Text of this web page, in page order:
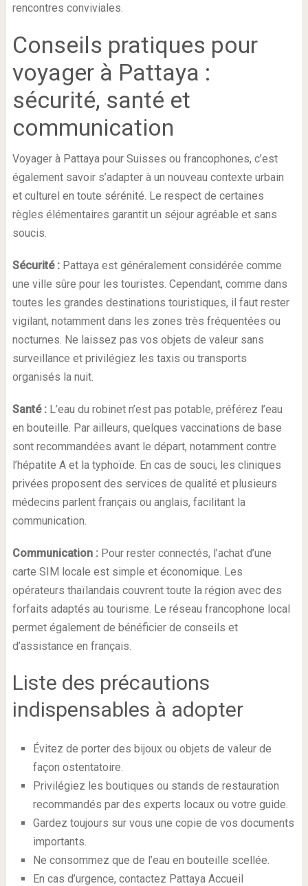
rencontres conviviales.
Conseils pratiques pour
voyager à Pattaya :
sécurité, santé et
communication
Voyager à Pattaya pour Suisses ou francophones, c’est
également savoir s’adapter à un nouveau contexte urbain
et culturel en toute sérénité. Le respect de certaines
règles élémentaires garantit un séjour agréable et sans
soucis.
Sécurité :Pattaya est généralement considérée comme
une ville sûre pour les touristes. Cependant, comme dans
toutes les grandes destinations touristiques, il faut rester
vigilant, notamment dans les zones très fréquentées ou
nocturnes. Ne laissez pas vos objets de valeur sans
surveillance et privilégiez les taxis ou transports
organisés la nuit.
Santé :L’eau du robinet n’est pas potable, préférez l’eau
en bouteille. Par ailleurs, quelques vaccinations de base
sont recommandées avant le départ, notamment contre
l’hépatite A et la typhoïde. En cas de souci, les cliniques
privées proposent des services de qualité et plusieurs
médecins parlent français ou anglais, facilitant la
communication.
Communication :Pour rester connectés, l’achat d’une
carte SIM locale est simple et économique. Les
opérateurs thaïlandais couvrent toute la région avec des
forfaits adaptés au tourisme. Le réseau francophone local
permet également de bénéficier de conseils et
d’assistance en français.
Liste des précautions
indispensables à adopter
Évitez de porter des bijoux ou objets de valeur de
façon ostentatoire.
Privilégiez les boutiques ou stands de restauration
recommandés par des experts locaux ou votre guide.
Gardez toujours sur vous une copie de vos documents
importants.
Ne consommez que de l’eau en bouteille scellée.
En cas d’urgence, contactez Pattaya Accueil